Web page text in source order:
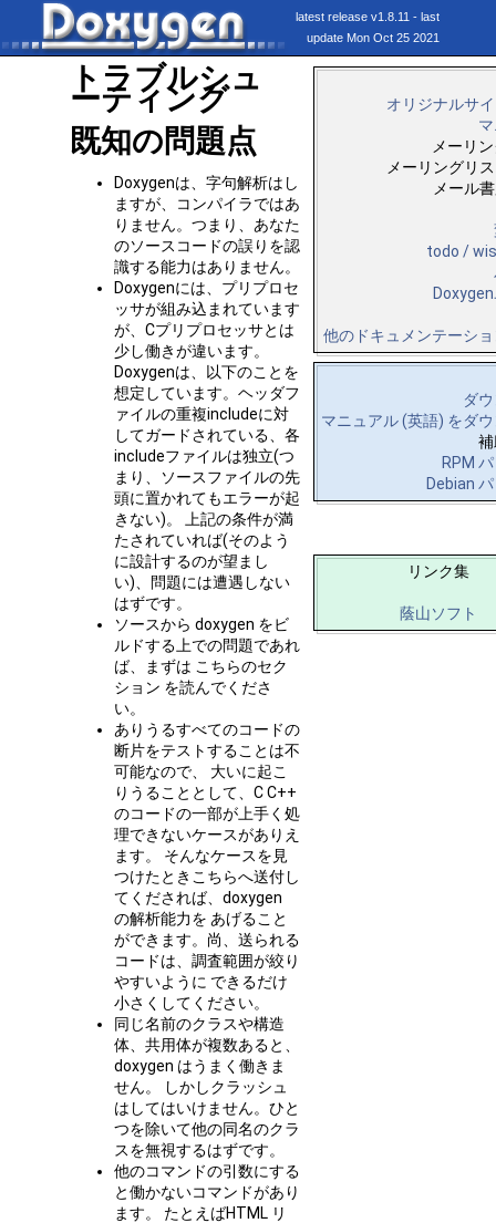
latest release v1.8.11 - last
update Mon Oct 25 2021
トラブルシュ
ーティング
既知の問題点
Doxygenは、字句解析はし
ますが、コンパイラではあ
りません。つまり、あなた
のソースコードの誤りを認
識する能力はありません。
Doxygenには、プリプロセ
ッサが組み込まれています
が、Cプリプロセッサとは
少し働きが違います。
Doxygenは、以下のことを
想定しています。ヘッダフ
ァイルの重複includeに対
してガードされている、各
includeファイルは独立(つ
まり、ソースファイルの先
頭に置かれてもエラーが起
きない)。 上記の条件が満
たされていれば(そのよう
に設計するのが望まし
い)、問題には遭遇しない
はずです。
ソースから doxygen をビ
ルドする上での問題であれ
ば、まずは こちらのセク
ション を読んでくださ
い。
ありうるすべてのコードの
断片をテストすることは不
可能なので、 大いに起こ
りうることとして、C C++
のコードの一部が上手く処
理できないケースがありえ
ます。 そんなケースを見
つけたときこちらへ送付し
てくだされば、doxygen
の解析能力を あげること
ができます。尚、送られる
コードは、調査範囲が絞り
やすいように できるだけ
小さくしてください。
同じ名前のクラスや構造
体、共用体が複数あると、
doxygen はうまく働きま
せん。 しかしクラッシュ
はしてはいけません。ひと
つを除いて他の同名のクラ
スを無視するはずです。
他のコマンドの引数にする
と働かないコマンドがあり
ます。 たとえばHTML リ
オリジナルサ
メーリ
メーリングリ
メール
todo /
他のドキュメンテーシ
ダ
マニュアル (英語) をダ
RPM
Debian
リンク集
蔭山ソフト